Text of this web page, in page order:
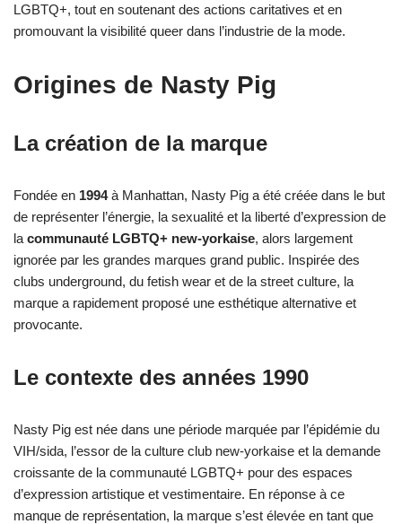
LGBTQ+, tout en soutenant des actions caritatives et en
promouvant la visibilité queer dans l’industrie de la mode.
Origines de Nasty Pig
La création de la marque
Fondée en 1994à Manhattan, Nasty Pig a été créée dans le but
de représenter l’énergie, la sexualité et la liberté d’expression de
la communauté LGBTQ+ new-yorkaise, alors largement
ignorée par les grandes marques grand public. Inspirée des
clubs underground, du fetish wear et de la street culture, la
marque a rapidement proposé une esthétique alternative et
provocante.
Le contexte des années 1990
Nasty Pig est née dans une période marquée par l’épidémie du
VIH/sida, l’essor de la culture club new-yorkaise et la demande
croissante de la communauté LGBTQ+ pour des espaces
d’expression artistique et vestimentaire. En réponse à ce
manque de représentation, la marque s’est élevée en tant que